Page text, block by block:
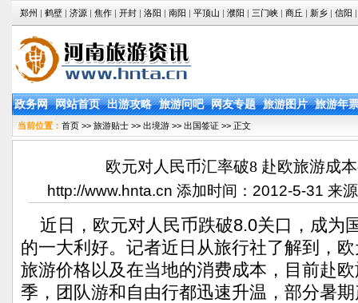
郑州 | 鹤壁 | 济源 | 焦作 | 开封 | 洛阳 | 南阳 | 平顶山 | 濮阳 | 三门峡 | 商丘 | 新乡 | 信阳 |
政务网 网站首页 出游攻略 旅游问吧 网友专题 旅游图片 旅游年
当前位置： 首页 >> 旅游贴士 >> 出境游 >> 出国签证 >> 正文
欧元对人民币汇率破8 赴欧旅游成
http://www.hnta.cn 添加时间：2012-5-31 来
近日，欧元对人民币跌破8.0关口，成为
的一大利好。记者近日从旅行社了解到，
旅游价格以及在当地的消费成本，目前赴
季，团队游和自由行都迅速升温，部分暑